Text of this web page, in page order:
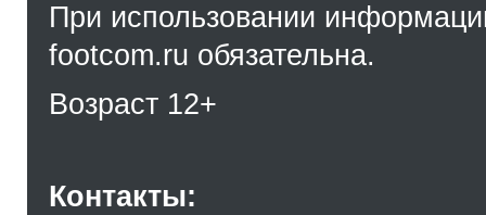
При использовании
footcom.ru обязательна.
Возраст 12+
Контакты: